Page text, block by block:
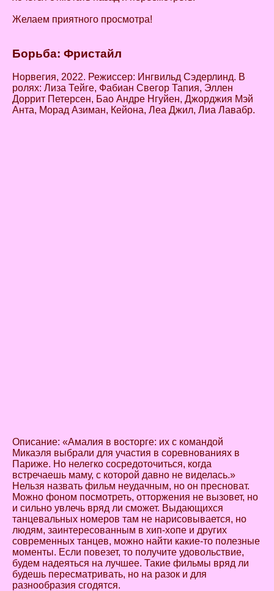
Желаем приятного просмотра!
Борьба: Фристайл
Норвегия, 2022. Режиссер: Ингвильд Сэдерлинд. В
ролях: Лиза Тейге, Фабиан Свегор Тапия, Эллен
Доррит Петерсен, Бао Андре Нгуйен, Джорджия Мэй
Анта, Морад Азиман, Кейона, Леа Джил, Лиа Лавабр.
Описание: «Амалия в восторге: их с командой
Микаэля выбрали для участия в соревнованиях в
Париже. Но нелегко сосредоточиться, когда
встречаешь маму, с которой давно не виделась.»
Нельзя назвать фильм неудачным, но он пресноват.
Можно фоном посмотреть, отторжения не вызовет, но
и сильно увлечь вряд ли сможет. Выдающихся
танцевальных номеров там не нарисовывается, но
людям, заинтересованным в хип-хопе и других
современных танцев, можно найти какие-то полезные
моменты. Если повезет, то получите удовольствие,
будем надеяться на лучшее. Такие фильмы вряд ли
будешь пересматривать, но на разок и для
разнообразия сгодятся.